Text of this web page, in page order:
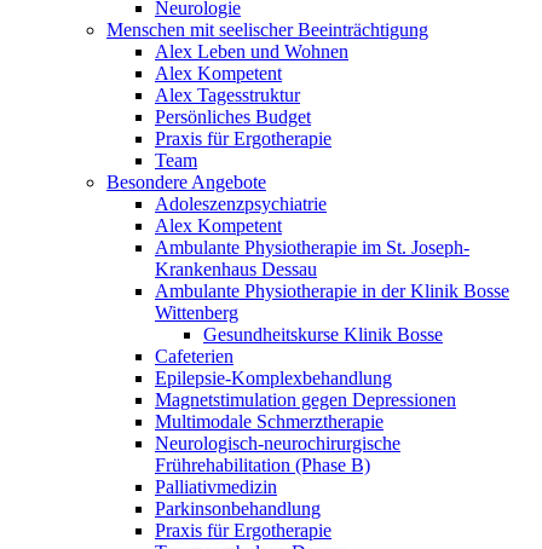
Neurologie
Menschen mit seelischer Beeinträchtigung
Alex Leben und Wohnen
Alex Kompetent
Alex Tagesstruktur
Persönliches Budget
Praxis für Ergotherapie
Team
Besondere Angebote
Adoleszenzpsychiatrie
Alex Kompetent
Ambulante Physiotherapie im St. Joseph-
Krankenhaus Dessau
Ambulante Physiotherapie in der Klinik Bosse
Wittenberg
Gesundheitskurse Klinik Bosse
Cafeterien
Epilepsie-Komplexbehandlung
Magnetstimulation gegen Depressionen
Multimodale Schmerztherapie
Neurologisch-neurochirurgische
Frührehabilitation (Phase B)
Palliativmedizin
Parkinsonbehandlung
Praxis für Ergotherapie